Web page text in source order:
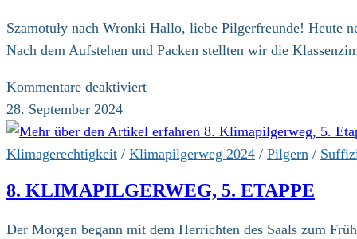
Szamotuły nach Wronki Hallo, liebe Pilgerfreunde! Heute
Nach dem Aufstehen und Packen stellten wir die
Kommentare deaktiviertfür
Klimapilgerweg,
6.
28. September 2024
Klimagerechtigkeit / Klimapilgerweg 2024 / Pilgern /
8. KLIMAPILGERWEG, 5. ETAPPE
Der Morgen begann mit dem Herrichten des Saals zum